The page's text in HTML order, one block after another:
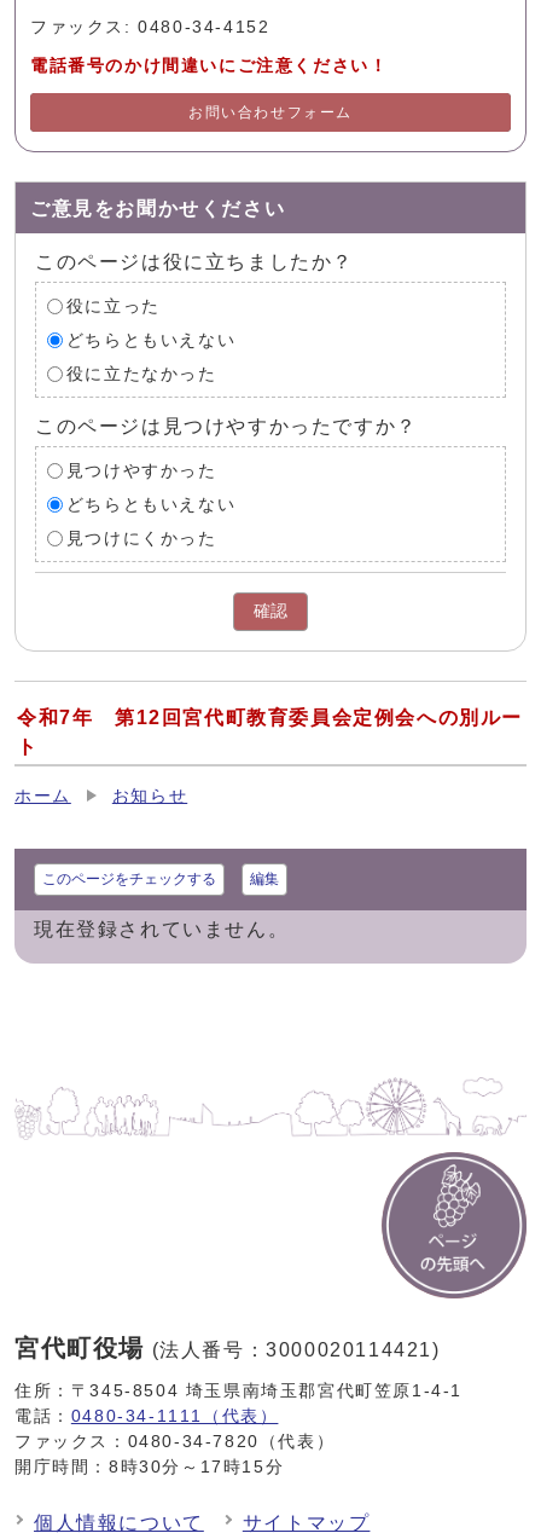
ファックス: 0480-34-4152
電話番号のかけ間違いにご注意ください！
お問い合わせフォーム
ご意見をお聞かせください
このページは役に立ちましたか？
役に立った
どちらともいえない
役に立たなかった
このページは見つけやすかったですか？
見つけやすかった
どちらともいえない
見つけにくかった
確認
令和7年 第12回宮代町教育委員会定例会への別ルー
ト
ホーム お知らせ
このページをチェックする 編集
現在登録されていません。
宮代町役場 (法人番号：3000020114421)
住所：〒345-8504 埼玉県南埼玉郡宮代町笠原1-4-1
電話： 0480-34-1111（代表）
ファックス：0480-34-7820（代表）
開庁時間：8時30分～17時15分
個人情報について サイトマップ